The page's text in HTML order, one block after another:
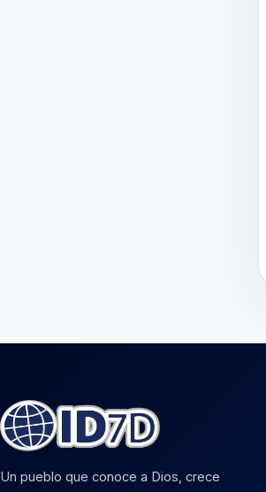
Un pueblo que conoce a Dios, crece